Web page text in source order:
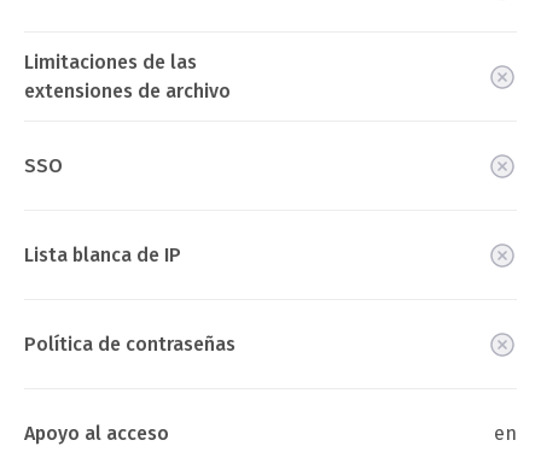
Limitaciones de las
extensiones de archivo
SSO
Lista blanca de IP
Política de contraseñas
Apoyo al acceso en